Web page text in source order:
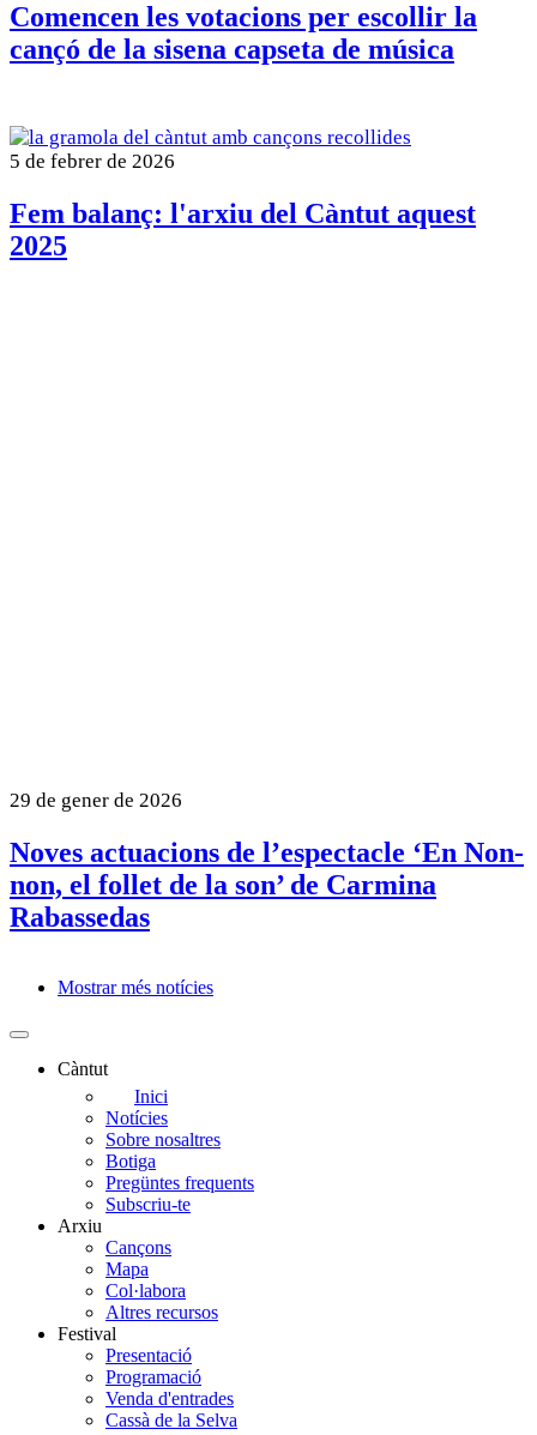
Comencen les votacions per escollir la
cançó de la sisena capseta de música
5 de febrer de 2026
Fem balanç: l'arxiu del Càntut aquest
2025
29 de gener de 2026
Noves actuacions de l’espectacle ‘En Non-
non, el follet de la son’ de Carmina
Rabassedas
Mostrar més notícies
Càntut
Inici
Notícies
Sobre nosaltres
Botiga
Pregüntes frequents
Subscriu-te
Arxiu
Cançons
Mapa
Col·labora
Altres recursos
Festival
Presentació
Programació
Venda d'entrades
Cassà de la Selva